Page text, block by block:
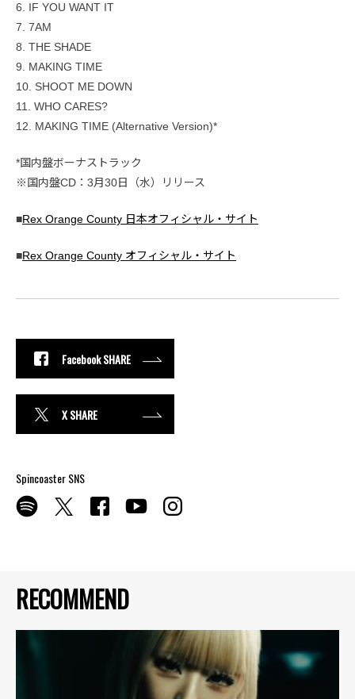
RECOMMEND
6. IF YOU WANT IT
7. 7AM
8. THE SHADE
9. MAKING TIME
10. SHOOT ME DOWN
11. WHO CARES?
12. MAKING TIME (Alternative Version)*
*国内盤ボーナストラック
※国内盤CD：3月30日（水）リリース
■Rex Orange County 日本オフィシャル・サイト
■Rex Orange County オフィシャル・サイト
Facebook SHARE
X SHARE
Spincoaster SNS